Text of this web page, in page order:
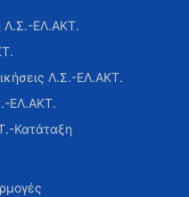
Λ.Σ.-ΕΛ.ΑΚΤ.
Λ.Σ.-ΕΛ.ΑΚΤ.
ΕΛ.ΑΚΤ.
Κατάταξη